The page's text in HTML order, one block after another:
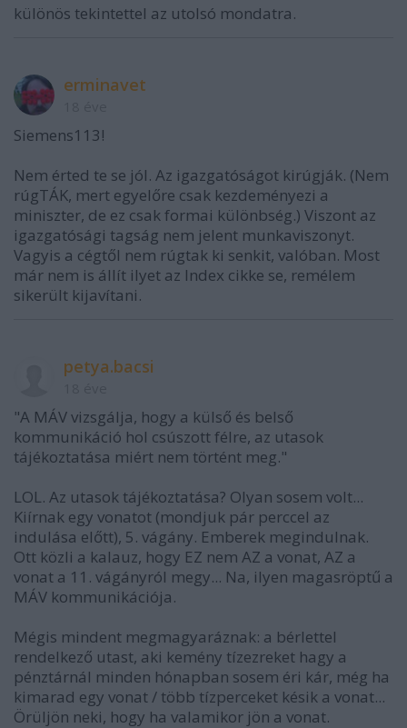
különös tekintettel az utolsó mondatra.
erminavet
Siemens113!
Nem érted te se jól. Az igazgatóságot kirúgják. (Nem
rúgTÁK, mert egyelőre csak kezdeményezi a
miniszter, de ez csak formai különbség.) Viszont az
igazgatósági tagság nem jelent munkaviszonyt.
Vagyis a cégtől nem rúgtak ki senkit, valóban. Most
már nem is állít ilyet az Index cikke se, remélem
sikerült kijavítani.
petya.bacsi
"A MÁV vizsgálja, hogy a külső és belső
kommunikáció hol csúszott félre, az utasok
tájékoztatása miért nem történt meg."
LOL. Az utasok tájékoztatása? Olyan sosem volt...
Kiírnak egy vonatot (mondjuk pár perccel az
indulása előtt), 5. vágány. Emberek megindulnak.
Ott közli a kalauz, hogy EZ nem AZ a vonat, AZ a
vonat a 11. vágányról megy... Na, ilyen magasröptű a
MÁV kommunikációja.
Mégis mindent megmagyaráznak: a bérlettel
rendelkező utast, aki kemény tízezreket hagy a
pénztárnál minden hónapban sosem éri kár, még ha
kimarad egy vonat / több tízperceket késik a vonat...
Örüljön neki, hogy ha valamikor jön a vonat.